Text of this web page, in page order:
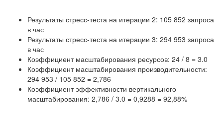
Результаты стресс-теста на итерации 2: 105 852 запроса
в час
Результаты стресс-теста на итерации 3: 294 953 запроса
в час
Коэффициент масштабирования ресурсов: 24 / 8 = 3.0
Коэффициент масштабирования производительности:
294 953 / 105 852 = 2,786
Коэффициент эффективности вертикального
масштабирования: 2,786 / 3.0 = 0,9288 = 92,88%